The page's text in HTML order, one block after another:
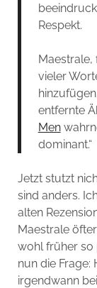
Respekt.
Maestrale,
vieler
entfernte
Men
dominant.“
Jetzt stutzt
sind anders.
alten
Maestrale
wohl früher so
nun die
irgendwann